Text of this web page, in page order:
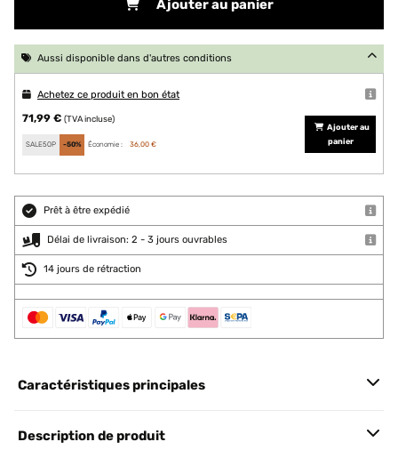
Ajouter au panier
Aussi disponible dans d'autres conditions
Achetez ce produit en bon état
71,99 € (TVA incluse)
SALE50P -50% Économie : 36,00 €
Ajouter au
panier
Prêt à être expédié
Délai de livraison: 2 - 3 jours ouvrables
14 jours de rétraction
Caractéristiques principales
Description de produit